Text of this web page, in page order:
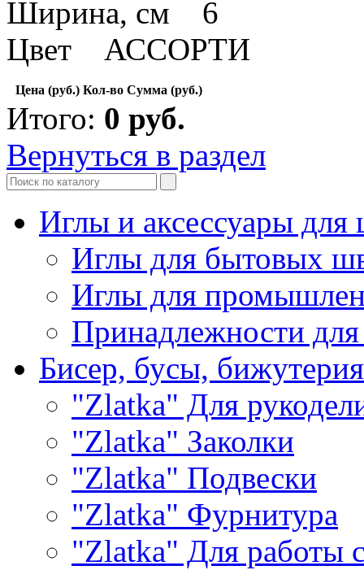
Ширина, см 6
Цвет АССОРТИ
Цена (руб.) Кол-во Сумма (руб.)
Итого: 0 руб.
Вернуться в раздел
Иглы и аксессуары
Иглы для бытовых
Иглы для
Принадлежности
Бисер, бусы, бижутерия
"Zlatka" Для
"Zlatka" Заколки
"Zlatka" Подвески
"Zlatka" Фурнитура
"Zlatka" Для работы